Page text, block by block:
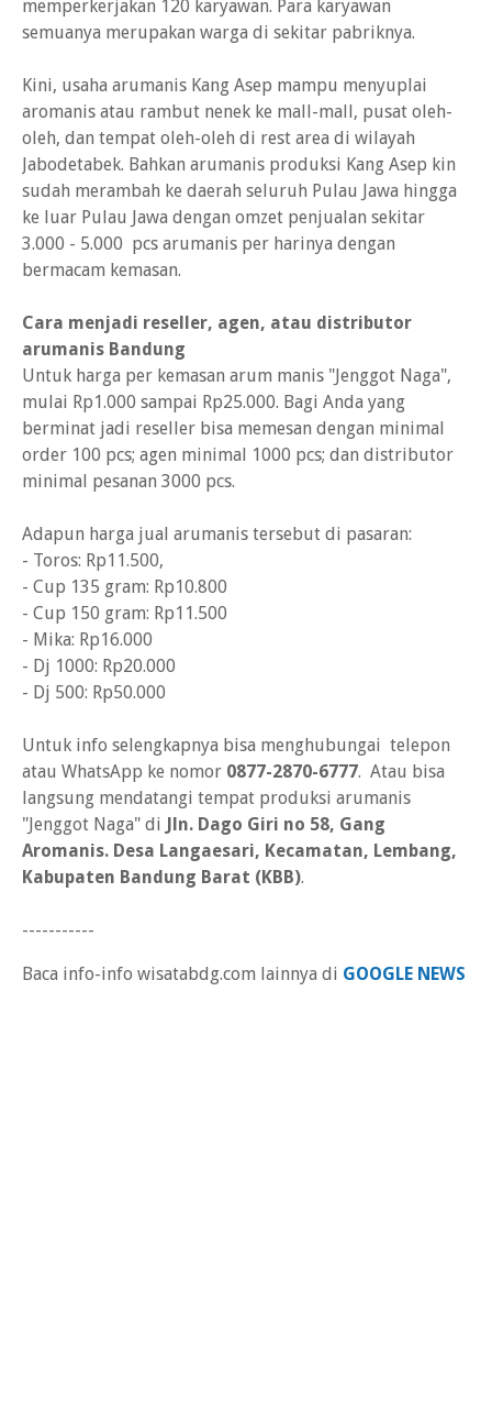
memperkerjakan 120 karyawan. Para karyawan
semuanya merupakan warga di sekitar pabriknya.
Kini, usaha arumanis Kang Asep mampu menyuplai
aromanis atau rambut nenek ke mall-mall, pusat oleh-
oleh, dan tempat oleh-oleh di rest area di wilayah
Jabodetabek. Bahkan arumanis produksi Kang Asep kin
sudah merambah ke daerah seluruh Pulau Jawa hingga
ke luar Pulau Jawa dengan omzet penjualan sekitar
3.000 - 5.000 pcs arumanis per harinya dengan
bermacam kemasan.
Cara menjadi reseller, agen, atau distributor
arumanis Bandung
Untuk harga per kemasan arum manis "Jenggot Naga",
mulai Rp1.000 sampai Rp25.000. Bagi Anda yang
berminat jadi reseller bisa memesan dengan minimal
order 100 pcs; agen minimal 1000 pcs; dan distributor
minimal pesanan 3000 pcs.
Adapun harga jual arumanis tersebut di pasaran:
- Toros: Rp11.500,
- Cup 135 gram: Rp10.800
- Cup 150 gram: Rp11.500
- Mika: Rp16.000
- Dj 1000: Rp20.000
- Dj 500: Rp50.000
Untuk info selengkapnya bisa menghubungai telepon
atau WhatsApp ke nomor 0877-2870-6777. Atau bisa
langsung mendatangi tempat produksi arumanis
"Jenggot Naga" di Jln. Dago Giri no 58, Gang
Aromanis. Desa Langaesari, Kecamatan, Lembang,
Kabupaten Bandung Barat (KBB).
-----------
Baca info-info wisatabdg.com lainnya di GOOGLE NEWS